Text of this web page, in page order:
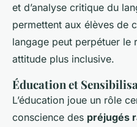
et d’analyse critique du
permettent aux élèves de
langage peut perpétuer le
attitude plus inclusive.
Éducation et
L’éducation joue un rôle
conscience des préjugés